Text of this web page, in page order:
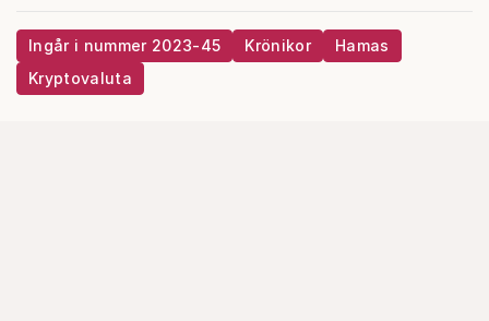
Ingår i nummer 2023-45 Krönikor
Hamas
Kryptovaluta